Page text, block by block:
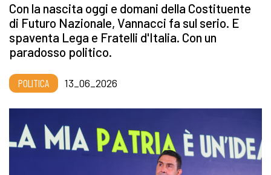
Con la nascita oggi e domani della Costituente
di Futuro Nazionale, Vannacci fa sul serio. E
spaventa Lega e Fratelli d'Italia. Con un
paradosso politico.
POLITICA 13_06_2026